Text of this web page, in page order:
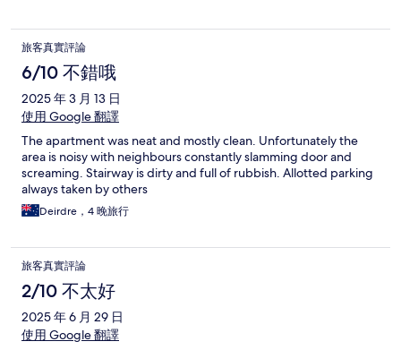
旅客真實評論
6/10 不錯哦
2025 年 3 月 13 日
使用 Google 翻譯
The apartment was neat and mostly clean. Unfortunately the
area is noisy with neighbours constantly slamming door and
screaming. Stairway is dirty and full of rubbish. Allotted parking
always taken by others
Deirdre，4 晚旅行
旅客真實評論
2/10 不太好
2025 年 6 月 29 日
使用 Google 翻譯